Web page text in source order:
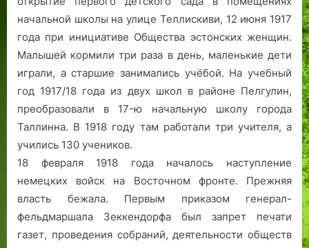
начальной школы на улице Теллискиви, 12 июня 1917
года при инициативе Общества эстонских женщин.
Малышей кормили три раза в день, маленькие дети
играли, а старшие занимались учёбой. На учебный
год 1917/18 года из двух школ в районе Пелгулин,
преобразовали в 17-ю начальную школу города
Таллинна. В 1918 году там работали три учителя, а
учились 130 учеников.
18 февраля 1918 года началось наступление
немецких войск на Восточном фронте. Прежняя
власть бежала. Первым приказом генерал-
фельдмаршала Зеккендорфа был запрет печати
газет, проведения собраний, деятельности обществ